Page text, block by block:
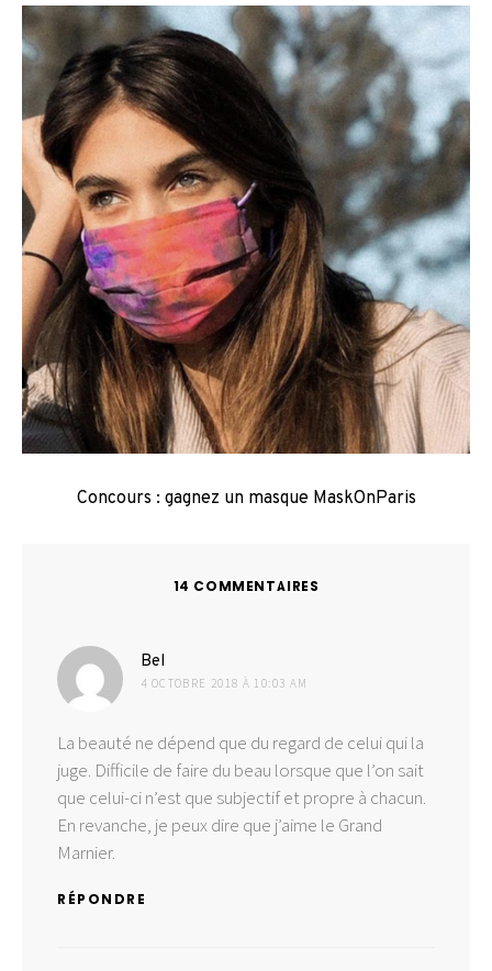
Concours : gagnez un masque MaskOnParis
14 COMMENTAIRES
Bel
4 OCTOBRE 2018 À 10:03 AM
La beauté ne dépend que du regard de celui qui la
juge. Difficile de faire du beau lorsque que l’on sait
que celui-ci n’est que subjectif et propre à chacun.
En revanche, je peux dire que j’aime le Grand
Marnier.
RÉPONDRE